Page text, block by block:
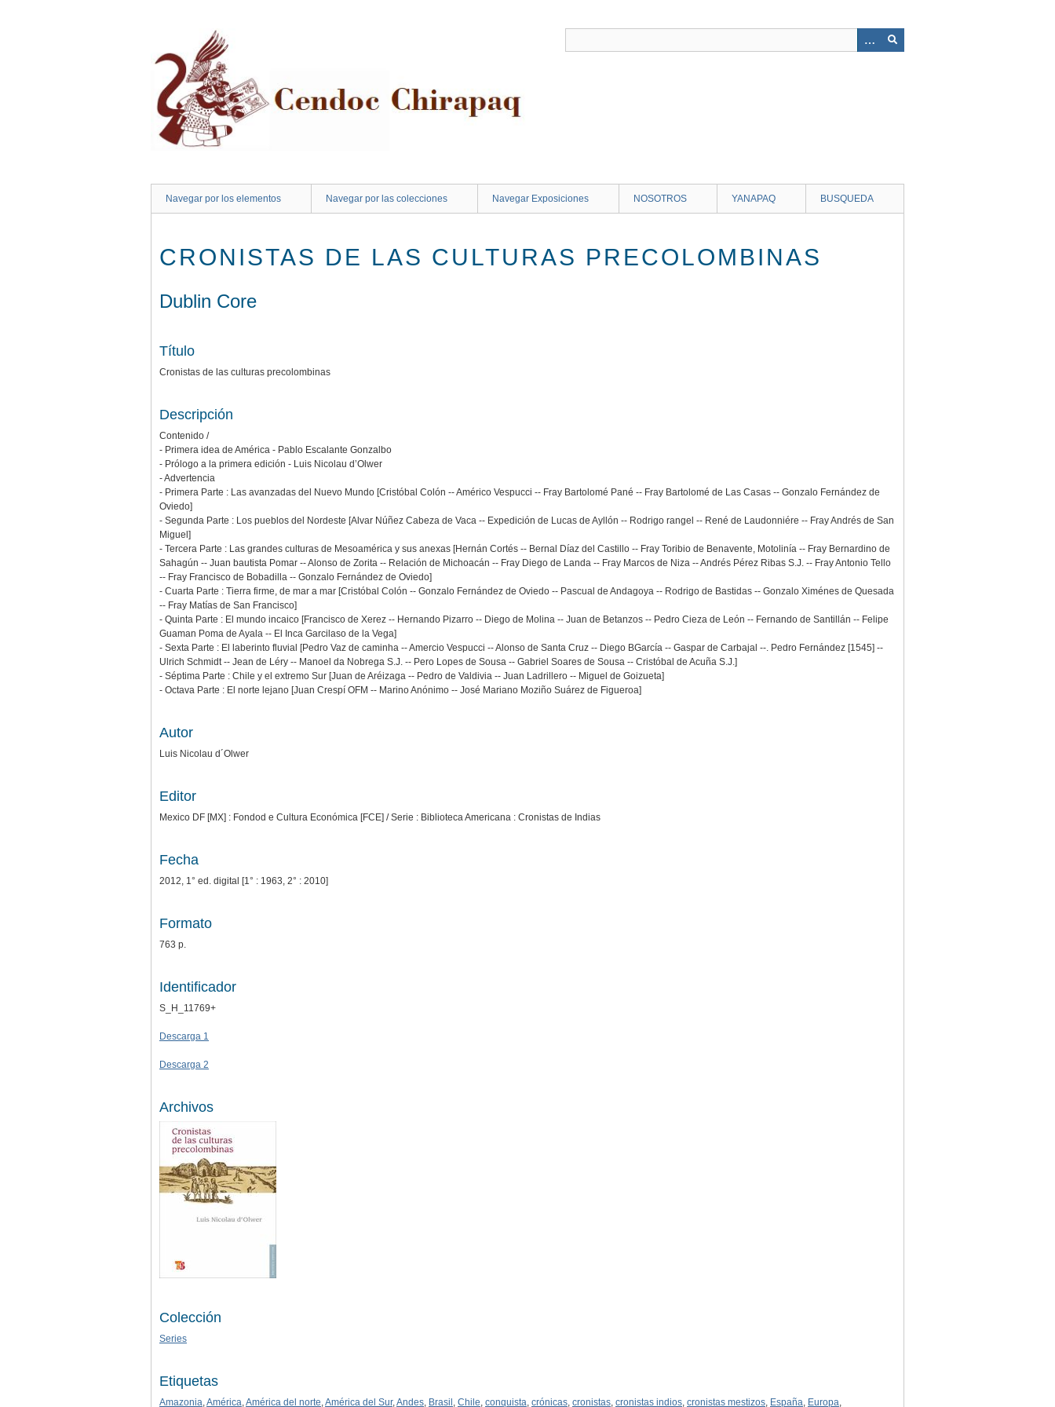
Navegar por los elementos Navegar por las colecciones Navegar Exposiciones NOSOTROS YANAPAQ BUSQUEDA
CRONISTAS DE LAS CULTURAS PRECOLOMBINAS
Dublin Core
Título
Cronistas de las culturas precolombinas
Descripción
Contenido /
- Primera idea de América - Pablo Escalante Gonzalbo
- Prólogo a la primera edición - Luis Nicolau d’Olwer
- Advertencia
- Primera Parte : Las avanzadas del Nuevo Mundo [Cristóbal Colón -- Américo Vespucci -- Fray Bartolomé Pané -- Fray Bartolomé de Las Casas -- Gonzalo Fernández de
Oviedo]
- Segunda Parte : Los pueblos del Nordeste [Alvar Núñez Cabeza de Vaca -- Expedición de Lucas de Ayllón -- Rodrigo rangel -- René de Laudonniére -- Fray Andrés de San
Miguel]
- Tercera Parte : Las grandes culturas de Mesoamérica y sus anexas [Hernán Cortés -- Bernal Díaz del Castillo -- Fray Toribio de Benavente, Motolinía -- Fray Bernardino de
Sahagún -- Juan bautista Pomar -- Alonso de Zorita -- Relación de Michoacán -- Fray Diego de Landa -- Fray Marcos de Niza -- Andrés Pérez Ribas S.J. -- Fray Antonio Tello
-- Fray Francisco de Bobadilla -- Gonzalo Fernández de Oviedo]
- Cuarta Parte : Tierra firme, de mar a mar [Cristóbal Colón -- Gonzalo Fernández de Oviedo -- Pascual de Andagoya -- Rodrigo de Bastidas -- Gonzalo Ximénes de Quesada
-- Fray Matías de San Francisco]
- Quinta Parte : El mundo incaico [Francisco de Xerez -- Hernando Pizarro -- Diego de Molina -- Juan de Betanzos -- Pedro Cieza de León -- Fernando de Santillán -- Felipe
Guaman Poma de Ayala -- El Inca Garcilaso de la Vega]
- Sexta Parte : El laberinto fluvial [Pedro Vaz de caminha -- Amercio Vespucci -- Alonso de Santa Cruz -- Diego BGarcía -- Gaspar de Carbajal --. Pedro Fernández [1545] --
Ulrich Schmidt -- Jean de Léry -- Manoel da Nobrega S.J. -- Pero Lopes de Sousa -- Gabriel Soares de Sousa -- Cristóbal de Acuña S.J.]
- Séptima Parte : Chile y el extremo Sur [Juan de Aréizaga -- Pedro de Valdivia -- Juan Ladrillero -- Miguel de Goizueta]
- Octava Parte : El norte lejano [Juan Crespí OFM -- Marino Anónimo -- José Mariano Moziño Suárez de Figueroa]
Autor
Luis Nicolau d´Olwer
Editor
Mexico DF [MX] : Fondod e Cultura Económica [FCE] / Serie : Biblioteca Americana : Cronistas de Indias
Fecha
2012, 1° ed. digital [1° : 1963, 2° : 2010]
Formato
763 p.
Identificador
S_H_11769+
Descarga 1
Descarga 2
Archivos
Colección
Series
Etiquetas
Amazonia América América del norte América del Sur, Andes Brasil Chile conquista crónicas cronistas cronistas indios cronistas mestizos España Europa